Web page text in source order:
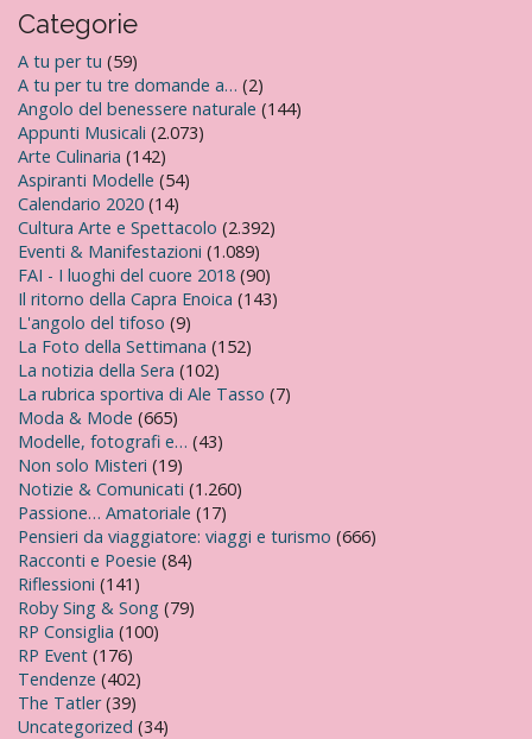
c
o
l
i
Categorie
A tu per tu (59)
A tu per tu tre domande a… (2)
Angolo del benessere naturale (144)
Appunti Musicali (2.073)
Arte Culinaria (142)
Aspiranti Modelle (54)
Calendario 2020 (14)
Cultura Arte e Spettacolo (2.392)
Eventi & Manifestazioni (1.089)
FAI - I luoghi del cuore 2018 (90)
Il ritorno della Capra Enoica (143)
L'angolo del tifoso (9)
La Foto della Settimana (152)
La notizia della Sera (102)
La rubrica sportiva di Ale Tasso (7)
Moda & Mode (665)
Modelle, fotografi e… (43)
Non solo Misteri (19)
Notizie & Comunicati (1.260)
Passione… Amatoriale (17)
Pensieri da viaggiatore: viaggi e turismo (666)
Racconti e Poesie (84)
Riflessioni (141)
Roby Sing & Song (79)
RP Consiglia (100)
RP Event (176)
Tendenze (402)
The Tatler(39)
Uncategorized (34)